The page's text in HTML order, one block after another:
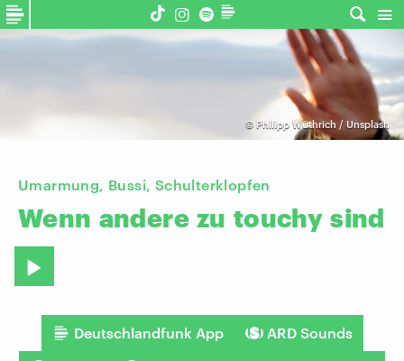
© Philipp Wüthrich / Unsplash
Umarmung, Bussi, Schulterklopfen
Wenn andere zu touchy sind
Deutschlandfunk App ARD Sounds